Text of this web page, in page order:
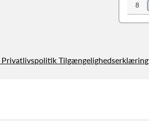
8
Privatlivspolitik Tilgængelighedserklæring